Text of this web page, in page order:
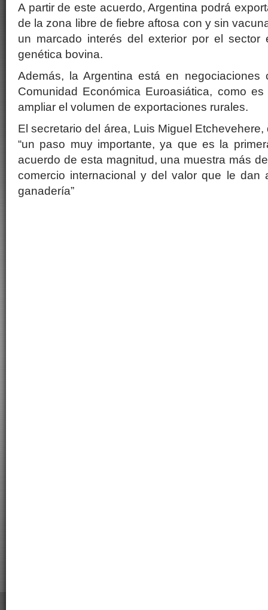
A partir de este acuerdo, Argentina podrá
de la zona libre de fiebre aftosa con y sin
un marcado interés del exterior por el sector
genética bovina.
Además, la Argentina está en
Comunidad Económica Euroasiática, como
ampliar el volumen de exportaciones rurales.
El secretario del área, Luis Miguel
“un paso muy importante, ya que es la
acuerdo de esta magnitud, una muestra más
comercio internacional y del valor que le dan
ganadería”